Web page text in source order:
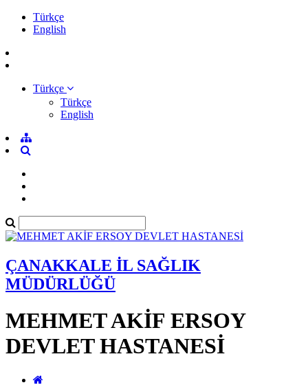
Türkçe
English
Türkçe
Türkçe
English
ÇANAKKALE İL SAĞLIK
MÜDÜRLÜĞÜ
MEHMET AKİF ERSOY
DEVLET HASTANESİ